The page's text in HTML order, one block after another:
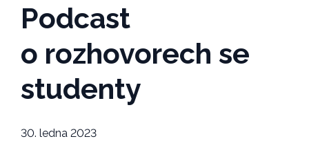
Podcast
o rozhovorech se
studenty
30. ledna 2023